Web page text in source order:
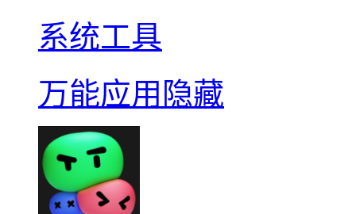
系统工具
万能应用隐藏